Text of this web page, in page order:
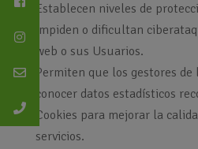
Establecen niveles de
impiden o dificultan
web o sus Usuarios.
Permiten que los gestores
conocer datos estadísticos
Cookies para mejorar la
servicios.